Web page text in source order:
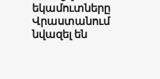
եկամուտները
Վրաստանում
նվազել են